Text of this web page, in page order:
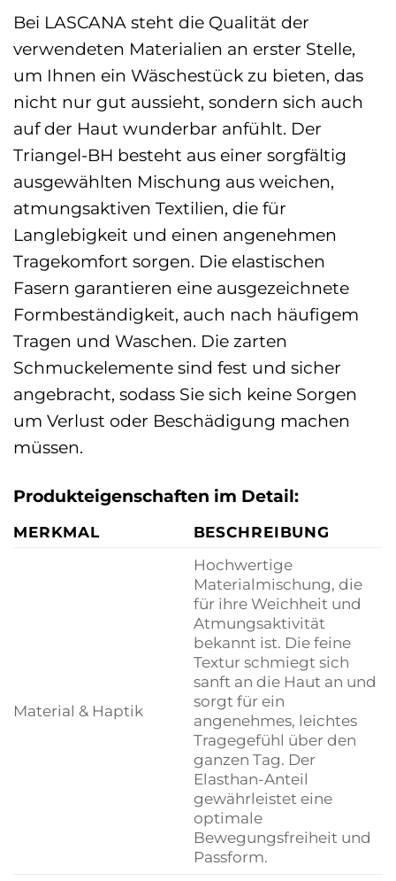
Bei LASCANA steht die Qualität der
verwendeten Materialien an erster Stelle,
um Ihnen ein Wäschestück zu bieten, das
nicht nur gut aussieht, sondern sich auch
auf der Haut wunderbar anfühlt. Der
Triangel-BH besteht aus einer sorgfältig
ausgewählten Mischung aus weichen,
atmungsaktiven Textilien, die für
Langlebigkeit und einen angenehmen
Tragekomfort sorgen. Die elastischen
Fasern garantieren eine ausgezeichnete
Formbeständigkeit, auch nach häufigem
Tragen und Waschen. Die zarten
Schmuckelemente sind fest und sicher
angebracht, sodass Sie sich keine Sorgen
um Verlust oder Beschädigung machen
müssen.
Produkteigenschaften im Detail:
MERKMAL BESCHREIBUNG
Material & Haptik
Hochwertige
Materialmischung, die
für ihre Weichheit und
Atmungsaktivität
bekannt ist. Die feine
Textur schmiegt sich
sanft an die Haut an und
sorgt für ein
angenehmes, leichtes
Tragegefühl über den
ganzen Tag. Der
Elasthan-Anteil
gewährleistet eine
optimale
Bewegungsfreiheit und
Passform.